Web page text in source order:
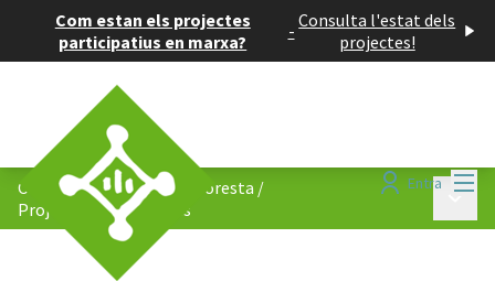
Com estan els projectes
participatius en marxa?
- Consulta l'estat dels
projectes!
Entra
Consell de Barris de La Floresta /
Projectes participatius